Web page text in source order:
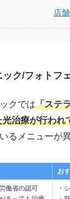
店
ク/フォトフ
クでは「ステ
治療が行われ
るメニューが
お
働省の認可
・